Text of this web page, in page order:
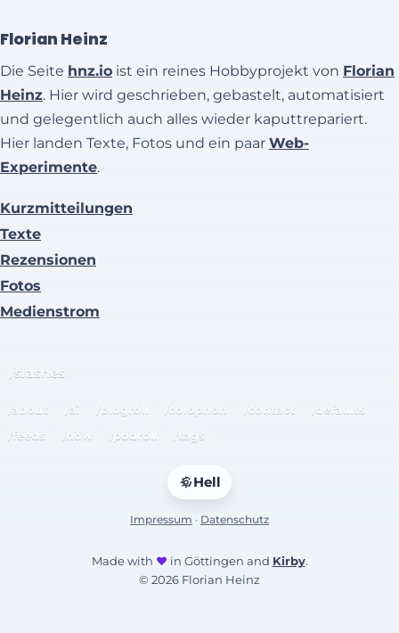
Florian Heinz
Die Seite hnz.io ist ein reines Hobbyprojekt von Florian
Heinz. Hier wird geschrieben, gebastelt, automatisiert
und gelegentlich auch alles wieder kaputtrepariert.
Hier landen Texte, Fotos und ein paar Web-
Experimente.
Kurzmitteilungen
Texte
Rezensionen
Fotos
Medienstrom
/slashes
/about /ai /blogroll /colophon /contact
/defaults
/feeds
/now /podroll /tags
Hell
Impressum · Datenschutz
Made with ♥ in Göttingen and Kirby.
© 2026 Florian Heinz